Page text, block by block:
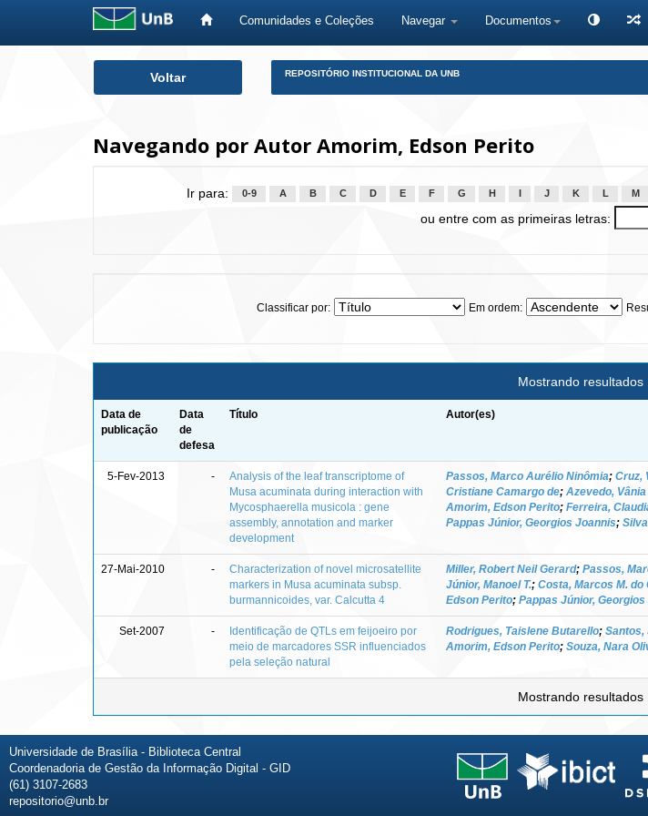
Comunidades e Coleções Navegar Documentos
Voltar REPOSITÓRIO INSTITUCIONAL DA UNB
Navegando por Autor Amorim, Edson Perito
Ir para: 0-9 A B C D E F G H J K L M
ou entre com as primeiras letras:
Classificar por: Em ordem:
Mostrando resultados
Data de
publicação
Data
de
defesa
Título Autor(es)
5-Fev-2013 -
Analysis of the leaf transcriptome of
Musa acuminata during interaction with
Mycosphaerella musicola : gene
assembly, annotation and marker
development
Passos, Marco Aurélio Ninômia; Cruz,
Cristiane Camargo de; Azevedo,
Amorim, Edson Perito; Ferreira,
Pappas Júnior, Georgios Joannis;
27-Mai-2010 -
Characterization of novel microsatellite
markers in Musa acuminata subsp.
burmannicoides, var. Calcutta 4
Miller, Robert Neil Gerard; Passos,
Júnior, Manoel T.; Costa, Marcos M. do
Edson Perito; Pappas Júnior, Georgios
Set-2007 -
Identificação de QTLs em feijoeiro por
meio de marcadores SSR influenciados
pela seleção natural
Rodrigues, Taislene Butarello; Santos,
Amorim, Edson Perito; Souza, Nara
Mostrando resultados
Universidade de Brasília - Biblioteca Central
Coordenadoria de Gestão da Informação Digital - GID
(61) 3107-2683
repositorio@unb.br